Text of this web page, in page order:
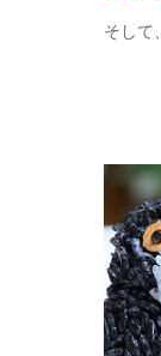
そして